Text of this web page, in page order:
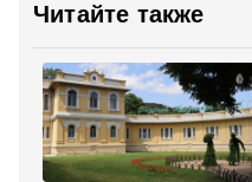
Читайте также